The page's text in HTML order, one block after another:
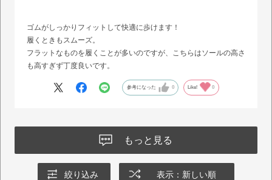
ゴムがしっかりフィットして快適に歩けます！
履くときもスムーズ。
フラットなものを履くことが多いのですが、こちらはソールの高さ
も高すぎず丁度良いです。
参考になった 0 Like! 0
もっと見る
絞り込み 表示：新しい順